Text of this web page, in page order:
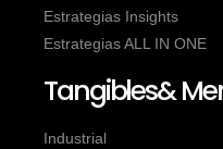
Estrategias Insights
Estrategias ALL IN ONE
Tangibles&
Industrial